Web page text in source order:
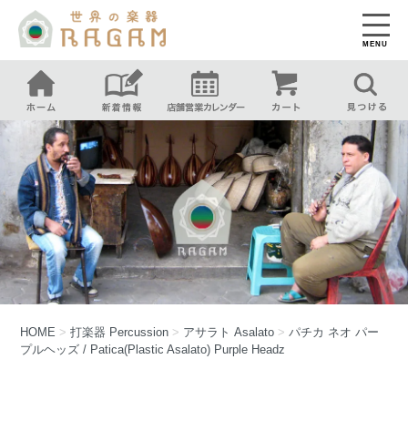
MENU
HOME >打楽器 Percussion > アサラトAsalato >パチカ ネオ パー
プルヘッズ / Patica(Plastic Asalato) Purple Headz